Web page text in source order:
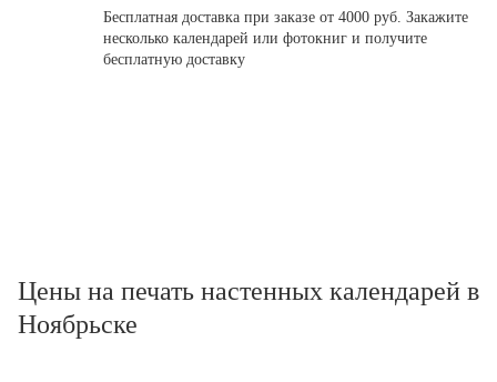
Бесплатная доставка при заказе от 4000 руб. Закажите
несколько календарей или фотокниг и получите
бесплатную доставку
Цены на печать настенных календарей в
Ноябрьске